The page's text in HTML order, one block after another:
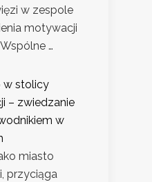
w zespole
motywacji
…
w stolicy
– zwiedzanie
w
miasto
przyciąga